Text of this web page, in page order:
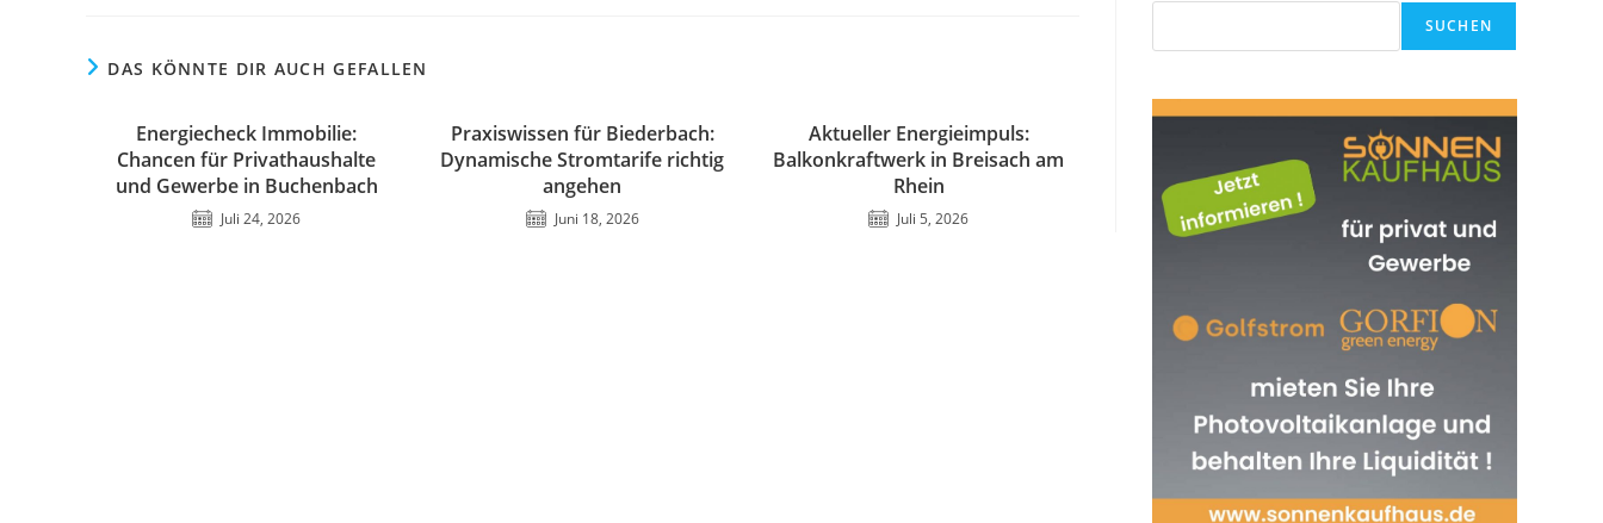
DAS KÖNNTE DIR AUCH GEFALLEN
Energiecheck Immobilie:
Chancen für Privathaushalte
und Gewerbe in Buchenbach
Juli 24, 2026
Praxiswissen für Biederbach:
Dynamische Stromtarife richtig
angehen
Juni 18, 2026
Aktueller Energieimpuls:
Balkonkraftwerk in Breisach am
Rhein
Juli 5, 2026
SUCHEN